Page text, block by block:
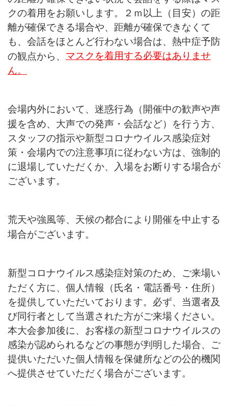
クの着用をお願いします。２ｍ以上（目安）の距
離が確保できる場合や、距離が確保できなくて
も、会話をほとんど行わない場合は、熱中症予防
の観点から、 マスクを着用する必要はありませ
ん。
会場内外において、迷惑行為（開催中の歓声や声
援を含め、大声での発声・会話など）を行う方、
スタッフの指示や新型コロナウイルス感染症対
策・会場内での注意事項に従わない方は、強制的
に退場していただくか、入場をお断りする場合が
ございます。
荒天や強風等、天候の都合により開催を中止する
場合がございます。
新型コロナウイルス感染症対策のため、ご来場い
ただく方に、個人情報（氏名・電話番号・住所）
を提供していただいております。必ず、当選者及
び同行者として当選された方がご来場ください。
本大会参加後に、お客様の新型コロナウイルスの
感染が認められるなどの事態が判明した場合、ご
提供いただいた個人情報を保健所などの公的機関
へ提供させていただく場合がございます。